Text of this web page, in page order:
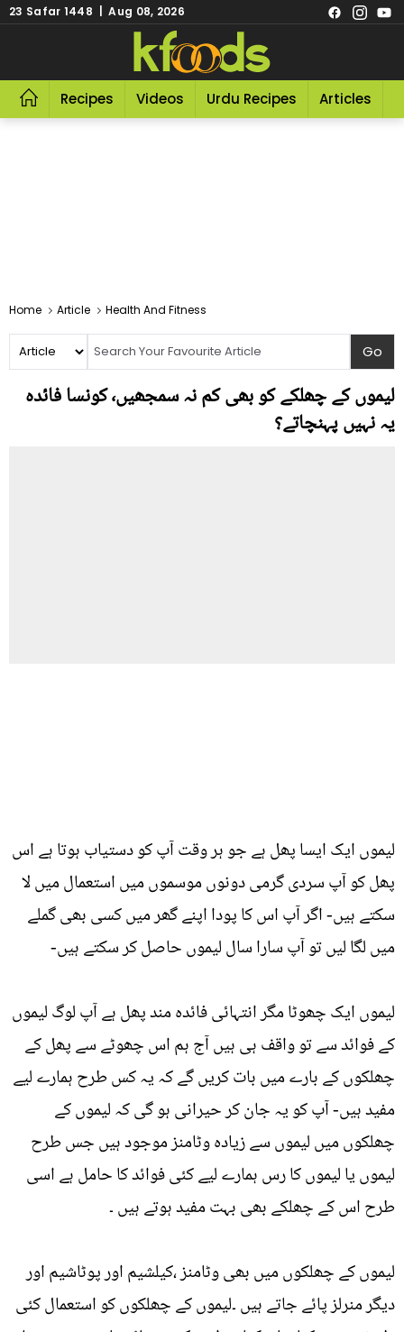
23 Safar 1448 | Aug 08, 2026
Recipes Videos Urdu Recipes Articles
Home Article Health And Fitness
لیموں کے چھلکے کو بھی کم نہ سمجھیں٬ کونسا فائدہ
یہ نہیں پہنچاتے؟
لیموں ایک ایسا پھل ہے جو ہر وقت آپ کو دستیاب ہوتا ہے اس
پھل کو آپ سردی گرمی دونوں موسموں میں استعمال میں لا
سکتے ہیں- اگر آپ اس کا پودا اپنے گھر میں کسی بھی گملے
میں لگا لیں تو آپ سارا سال لیموں حاصل کر سکتے ہیں-
لیموں ایک چھوٹا مگر انتہائی فائدہ مند پھل ہے آپ لوگ لیموں
کے فوائد سے تو واقف ہی ہیں آج ہم اس چھوٹے سے پھل کے
چھلکوں کے بارے میں بات کریں گے کہ یہ کس طرح ہمارے لیے
مفید ہیں- آپ کو یہ جان کر حیرانی ہو گی کہ لیموں کے
چھلکوں میں لیموں سے زیادہ وٹامنز موجود ہیں جس طرح
لیموں یا لیموں کا رس ہمارے لیے کئی فوائد کا حامل ہے اسی
طرح اس کے چھلکے بھی بہت مفید ہوتے ہیں ۔
لیموں کے چھلکوں میں بھی وٹامنز ،کیلشیم اور پوٹاشیم اور
دیگر منرلز پائے جاتے ہیں ۔لیموں کے چھلکوں کو استعمال کئی